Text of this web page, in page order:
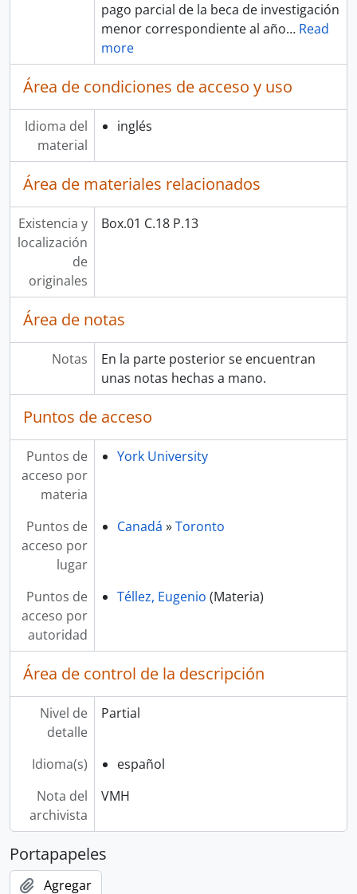
pago parcial de la beca de investigación
menor correspondiente al año… Read
more
Área de condiciones de acceso y uso
Idioma del
material
inglés
Área de materiales relacionados
Existencia y
localización
de
originales
Box.01 C.18 P.13
Área de notas
Notas
En la parte posterior se encuentran
unas notas hechas a mano.
Puntos de acceso
Puntos de
acceso por
materia
York University
Puntos de
acceso por
lugar
Canadá »Toronto
Puntos de
acceso por
autoridad
Téllez, Eugenio (Materia)
Área de control de la descripción
Nivel de
detalle
Partial
Idioma(s)
español
Nota del
archivista
VMH
Portapapeles
Agregar